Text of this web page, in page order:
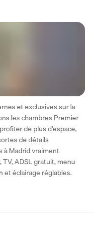
et exclusives sur la
les chambres Premier
de plus d'espace,
de détails
à Madrid vraiment
ADSL gratuit, menu
et éclairage réglables.